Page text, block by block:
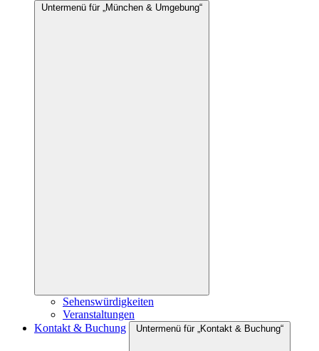
Untermenü für „München & Umgebung“
Sehenswürdigkeiten
Veranstaltungen
Kontakt & Buchung
Untermenü für „Kontakt & Buchung“